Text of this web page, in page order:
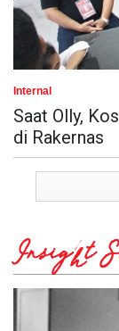
Internal
Saat Olly,
di Rakernas
Insight